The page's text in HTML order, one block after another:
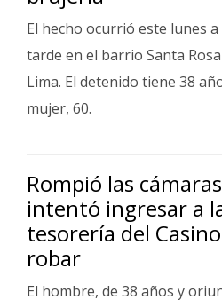
El hecho ocurrió este lunes a
tarde en el barrio Santa
Lima. El detenido tiene 38
mujer, 60.
Rompió las
intentó ingresar a
tesorería del
robar
El hombre, de 38 años y